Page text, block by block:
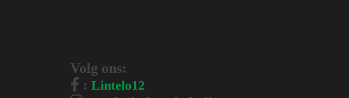
Volg ons:
: Lintelo12